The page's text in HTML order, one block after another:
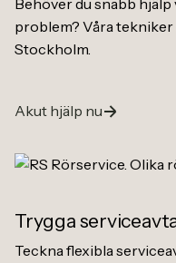
problem? Våra
Stockholm.
Akut hjälp nu
Trygga
Teckna flexibla